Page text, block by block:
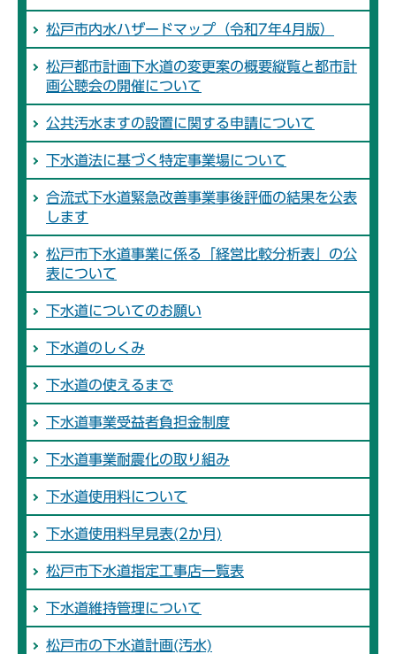
松戸市内水ハザードマップ（令和7年4月版）
松戸都市計画下水道の変更案の概要縦覧と都市計
画公聴会の開催について
公共汚水ますの設置に関する申請について
下水道法に基づく特定事業場について
合流式下水道緊急改善事業事後評価の結果を公表
します
松戸市下水道事業に係る「経営比較分析表」の公
表について
下水道についてのお願い
下水道のしくみ
下水道の使えるまで
下水道事業受益者負担金制度
下水道事業耐震化の取り組み
下水道使用料について
下水道使用料早見表(2か月)
松戸市下水道指定工事店一覧表
下水道維持管理について
松戸市の下水道計画(汚水)